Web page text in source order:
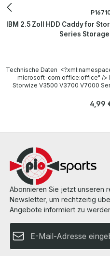
IBM 2.5 Zoll HDD Caddy for
Series
Technische Daten
microsoft-com:office:office" />
Storwize V3500 V3700 V7000
IBM P/N 45W8687, 45W2107
Storwize V3500 V3700 V7000
manufacturer.Weitere
4,99
Abonnieren Sie jetzt unseren
Newsletter, um rechtzeitig
Angebote informiert zu